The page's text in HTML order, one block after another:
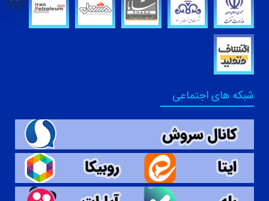
شبکه های اجتماعی